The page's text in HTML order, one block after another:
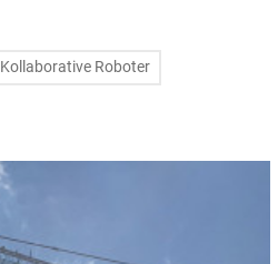
Kollaborative Roboter